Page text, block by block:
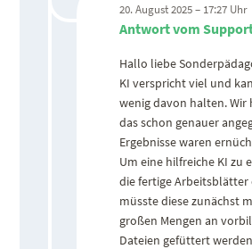
20. August 2025 – 17:27 Uhr
Antwort vom
Hallo liebe
KI verspricht viel und
wenig davon halten. Wir
das schon genauer
Ergebnisse waren
Um eine hilfreiche KI zu
die fertige Arbeitsblätter
müsste diese zunächst
großen Mengen an
Dateien gefüttert